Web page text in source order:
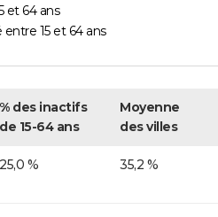
et 64 ans
15 et 64 ans
% des inactifs
de 15-64 ans
Moyenne
des villes
25,0 % 35,2 %